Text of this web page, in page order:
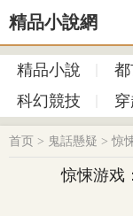
精品小說網
精品小說
科幻競技
首页 > 鬼話懸疑 >惊
惊悚游戏